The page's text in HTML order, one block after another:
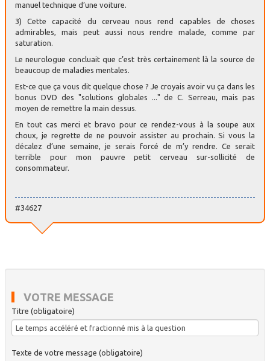
manuel technique d’une voiture.
3) Cette capacité du cerveau nous rend capables de choses
admirables, mais peut aussi nous rendre malade, comme par
saturation.
Le neurologue concluait que c’est très certainement là la source de
beaucoup de maladies mentales.
Est-ce que ça vous dit quelque chose ? Je croyais avoir vu ça dans les
bonus DVD des "solutions globales ..." de C. Serreau, mais pas
moyen de remettre la main dessus.
En tout cas merci et bravo pour ce rendez-vous à la soupe aux
choux, je regrette de ne pouvoir assister au prochain. Si vous la
décalez d’une semaine, je serais forcé de m’y rendre. Ce serait
terrible pour mon pauvre petit cerveau sur-sollicité de
consommateur.
#34627
VOTRE MESSAGE
Titre (obligatoire)
Texte de votre message (obligatoire)